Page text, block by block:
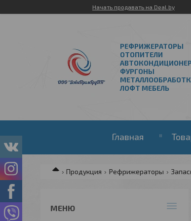
Начать продавать на Deal.by
РЕФРИЖЕРАТОРЫ
ОТОПИТЕЛИ
ФУРГОНЫ
ЛОФТ МЕБЕЛЬ
Главная
Продукция Рефрижераторы